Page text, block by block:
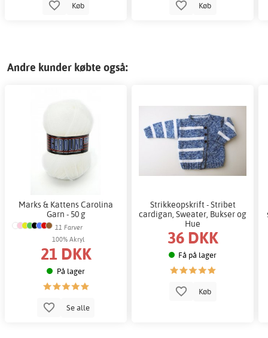
Køb Køb
Andre kunder købte også:
Marks & Kattens Carolina
Garn - 50 g
11 Farver
100% Akryl
21 DKK
På lager
Se alle
Strikkeopskrift - Stribet
cardigan, Sweater, Bukser og
Hue
36 DKK
Få på lager
Køb